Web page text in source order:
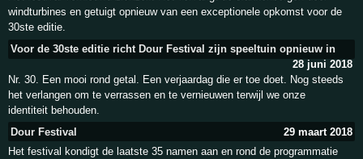
windturbines en getuigt opnieuw van een exceptionele opkomst voor de
30ste editie.
Voor de 30ste editie richt Dour Festival zijn speeltuin opnieuw in
28 juni 2018
Nr. 30. Een mooi rond getal. Een verjaardag die er toe doet. Nog steeds
het verlangen om te verrassen en te vernieuwen terwijl we onze
identiteit behouden.
Dour Festival
29 maart 2018
Het festival kondigt de laatste 35 namen aan en rond de programmatie